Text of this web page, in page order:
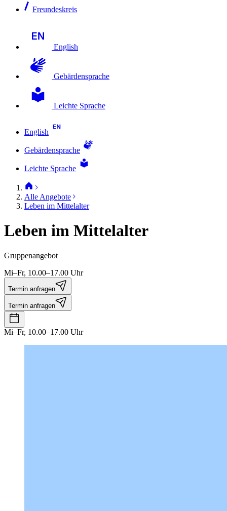
Freundeskreis
English
Gebärdensprache
Leichte Sprache
English
Gebärdensprache
Leichte Sprache
Alle Angebote
Leben im Mittelalter
Leben im Mittelalter
Gruppenangebot
Mi–Fr, 10.00–17.00 Uhr
Termin anfragen
Termin anfragen
Mi–Fr, 10.00–17.00 Uhr